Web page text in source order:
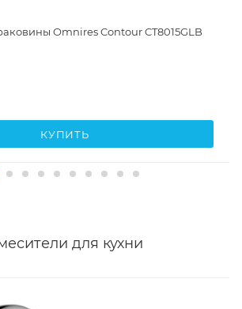
Omnires Contour CT8015GLB
КУПИТЬ
для кухни